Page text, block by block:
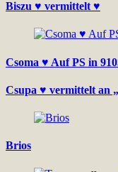
Biszu ♥ vermittelt ♥
Csoma ♥ Auf PS in
Csupa ♥ vermittelt an
Brios